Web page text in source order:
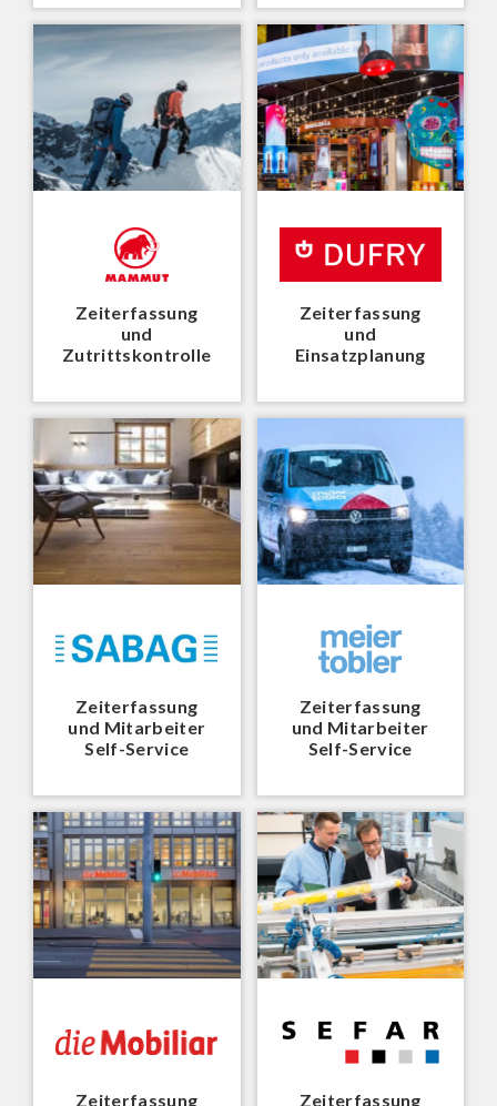
Zeiterfassung
und
Zutrittskontrolle
Zeiterfassung
und
Einsatzplanung
Zeiterfassung
und Mitarbeiter
Self-Service
Zeiterfassung
und Mitarbeiter
Self-Service
Zeiterfassung Zeiterfassung